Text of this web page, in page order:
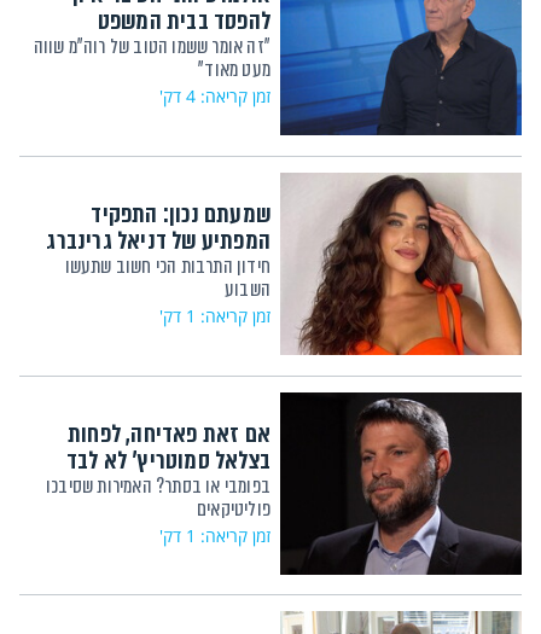
להפסד בבית המשפט
"זה אומר ששמו הטוב של רוה"מ שווה
מעט מאוד"
זמן קריאה: 4 דק'
שמעתם נכון: התפקיד
המפתיע של דניאל גרינברג
חידון התרבות הכי חשוב שתעשו
השבוע
זמן קריאה: 1 דק'
אם זאת פאדיחה, לפחות
בצלאל סמוטריץ' לא לבד
בפומבי או בסתר? האמירות שסיבכו
פוליטיקאים
זמן קריאה: 1 דק'